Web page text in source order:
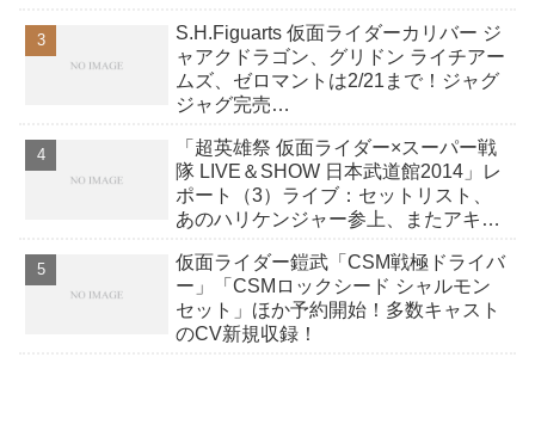
S.H.Figuarts 仮面ライダーカリバー ジ
ャアクドラゴン、グリドン ライチアー
ムズ、ゼロマントは2/21まで！ジャグ
ジャグ完売…
「超英雄祭 仮面ライダー×スーパー戦
隊 LIVE＆SHOW 日本武道館2014」レ
ポート（3）ライブ：セットリスト、
あのハリケンジャー参上、またアキバ
仮面ライダー鎧武「CSM戦極ドライバ
ー」「CSMロックシード シャルモン
セット」ほか予約開始！多数キャスト
のCV新規収録！